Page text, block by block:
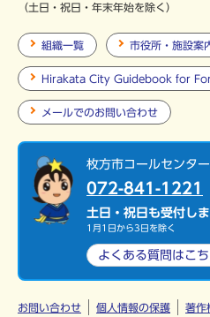
（土日・祝日・年末年始を除く）
組織一覧 市役所・施設案
Hirakata City Guidebook for
メールでのお問い合わせ
枚方市コールセンター
072-841-1221
土日・祝日も受付し
1月1日から3日を除く
よくある質問は こ
お問い合わせ 個人情報の保護 著作